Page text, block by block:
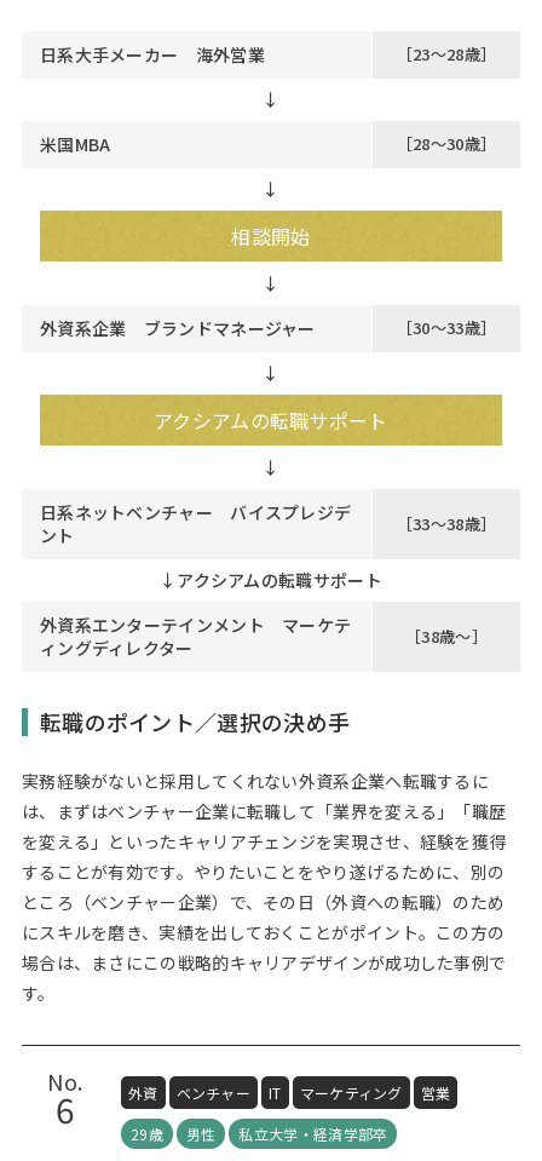
日系大手メーカー 海外営業 ［23～28歳］
↓
米国MBA
［28～30歳］
↓
相談開始
外資系企業 ブランドマネージャー ［30～33歳］
↓
アクシアムの転職サポート
日系ネットベンチャー バイスプレジデ
ント
［33～38歳］
↓ アクシアムの転職サポート
外資系エンターテインメント マーケテ
ィングディレクター
［38歳～］
転職のポイント／選択の決め手
実務経験がないと採用してくれない外資系企業へ転職するに
は、まずはベンチャー企業に転職して「業界を変える」「職歴
を変える」といったキャリアチェンジを実現させ、経験を獲得
することが有効です。やりたいことをやり遂げるために、別の
ところ（ベンチャー企業）で、その日（外資への転職）のため
にスキルを磨き、実績を出しておくことがポイント。この方の
場合は、まさにこの戦略的キャリアデザインが成功した事例で
す。
No.
6 外資 ベンチャー IT マーケティング
営業
29歳
男性 私立大学・経済学部卒